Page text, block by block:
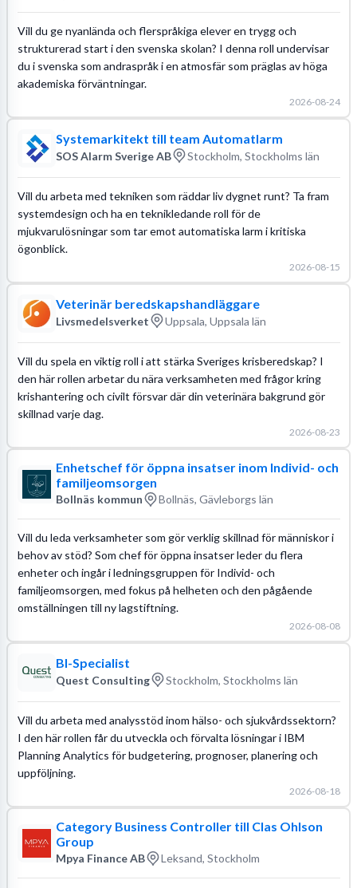
Vill du ge nyanlända och flerspråkiga elever en trygg och
strukturerad start i den svenska skolan? I denna roll undervisar
du i svenska som andraspråk i en atmosfär som präglas av höga
akademiska förväntningar.
2026-08-24
Systemarkitekt till team Automatlarm
SOS Alarm Sverige AB Stockholm, Stockholms län
Vill du arbeta med tekniken som räddar liv dygnet runt? Ta fram
systemdesign och ha en teknikledande roll för de
mjukvarulösningar som tar emot automatiska larm i kritiska
ögonblick.
2026-08-15
Veterinär beredskapshandläggare
Livsmedelsverket Uppsala, Uppsala län
Vill du spela en viktig roll i att stärka Sveriges krisberedskap? I
den här rollen arbetar du nära verksamheten med frågor kring
krishantering och civilt försvar där din veterinära bakgrund gör
skillnad varje dag.
2026-08-23
Enhetschef för öppna insatser inom Individ- och
familjeomsorgen
Bollnäs kommun Bollnäs, Gävleborgs län
Vill du leda verksamheter som gör verklig skillnad för människor i
behov av stöd? Som chef för öppna insatser leder du flera
enheter och ingår i ledningsgruppen för Individ- och
familjeomsorgen, med fokus på helheten och den pågående
omställningen till ny lagstiftning.
2026-08-08
BI-Specialist
Quest Consulting Stockholm, Stockholms län
Vill du arbeta med analysstöd inom hälso- och sjukvårdssektorn?
I den här rollen får du utveckla och förvalta lösningar i IBM
Planning Analytics för budgetering, prognoser, planering och
uppföljning.
2026-08-18
Category Business Controller till Clas Ohlson
Group
Mpya Finance AB Leksand, Stockholm